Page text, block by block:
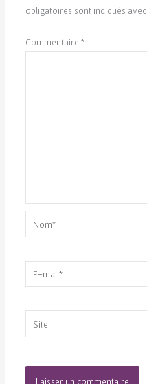
obligatoires sont indiqués avec
Commentaire *
mail*